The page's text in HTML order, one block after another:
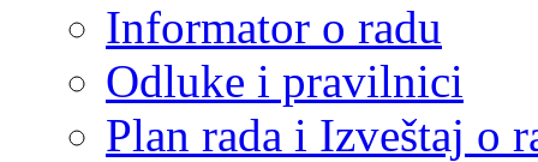
Informator o radu
Odluke i pravilnici
Plan rada i Izveštaj o